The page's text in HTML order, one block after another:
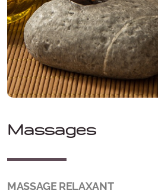
Massages
MASSAGE RELAXANT